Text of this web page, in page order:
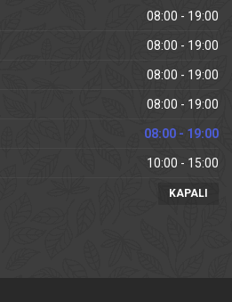
08:00 - 19:00
08:00 - 19:00
08:00 - 19:00
08:00 - 19:00
08:00 - 19:00
10:00 - 15:00
KAPALI